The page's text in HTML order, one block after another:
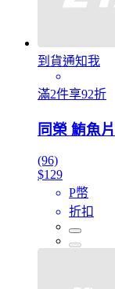
到貨通知我
滿2件享92折
同榮 鮪魚
(96)
$129
P幣
折扣